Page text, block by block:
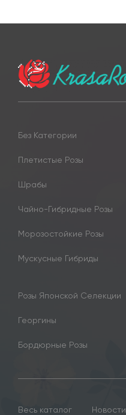
Без Категории
Плетистые Розы
Шрабы
Чайно-Гибридные Розы
Морозостойкие Розы
Мускусные Гибриды
Розы Японской Селекции
Георгины
Бордюрные Розы
Весь каталог Новости